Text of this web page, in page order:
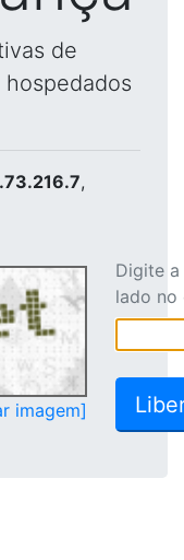
de
,
imagem]
Digite
lado no